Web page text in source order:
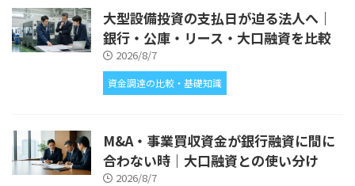
大型設備投資の支払日が迫る法人へ｜
銀行・公庫・リース・大口融資を比較
2026/8/7
資金調達の比較・基礎知識
M&A・事業買収資金が銀行融資に間に
合わない時｜大口融資との使い分け
2026/8/7